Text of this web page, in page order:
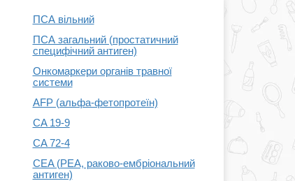
ПСА вільний
ПСА загальний (простатичний
специфічний антиген)
Онкомаркери органів травної
системи
AFP (альфа-фетопротеїн)
CA 19-9
CA 72-4
CEA (РЕА, раково-ембріональний
антиген)